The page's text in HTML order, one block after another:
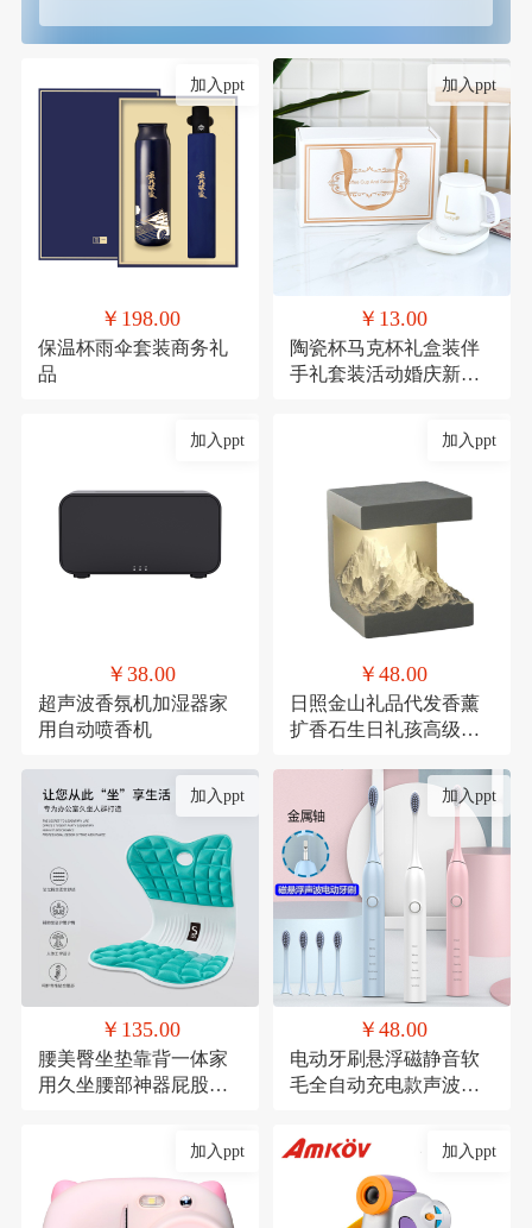
加入ppt
￥198.00
保温杯雨伞套装商务礼
品
加入ppt
￥13.00
陶瓷杯马克杯礼盒装伴
手礼套装活动婚庆新年
加入ppt
￥38.00
超声波香氛机加湿器家
用自动喷香机
加入ppt
￥48.00
日照金山礼品代发香薰
扩香石生日礼孩高级感
加入ppt
￥135.00
腰美臀坐垫靠背一体家
用久坐腰部神器屁股垫
加入ppt
￥48.00
电动牙刷悬浮磁静音软
毛全自动充电款声波式
加入ppt 加入ppt